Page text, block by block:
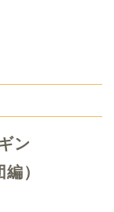
ン
）